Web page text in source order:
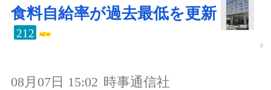
食料自給率が過去最低を更新
212
08月07日 15:02 時事通信社